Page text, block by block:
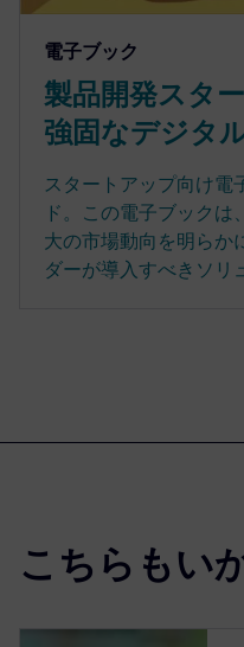
電子ブック
製品開発スタ
強固なデジタ
スタートアップ向け電
ド。この電子ブック
大の市場動向を明らか
ダーが導入すべきソリ
こちらもい